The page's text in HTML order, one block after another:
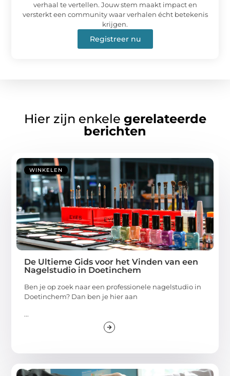
verhaal te vertellen. Jouw stem maakt impact en
versterkt een community waar verhalen écht betekenis
krijgen.
Registreer nu
Hier zijn enkele gerelateerde
berichten
WINKELEN
De Ultieme Gids voor het Vinden van een
Nagelstudio in Doetinchem
Ben je op zoek naar een professionele nagelstudio in
Doetinchem? Dan ben je hier aan
...